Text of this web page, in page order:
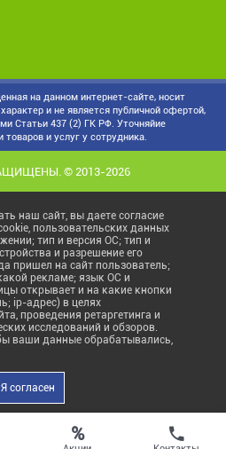
на данном интернет-сайте, носит
и не является публичной офертой,
Статьи 437 (2) ГК РФ. Уточняйие
и услуг у сотрудника.
© 2013-2026
наш сайт, вы даете согласие
пользовательских данных
тип и версия ОС; тип и
и разрешение его
пришел на сайт пользователь;
рекламе; язык ОС и
открывает и на какие кнопки
ip-адрес) в целях
проведения ретаргетинга и
исследований и обзоров.
ваши данные обрабатывались,
Я согласен
%